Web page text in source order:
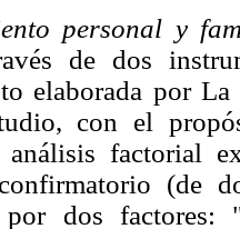
personal y
de dos
elaborada por
con el
factorial
(de
dos factores: